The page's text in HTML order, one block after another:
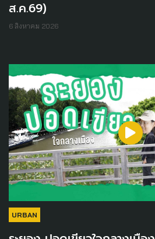
ส.ค.69)
6 สิงหาคม 2026
URBAN